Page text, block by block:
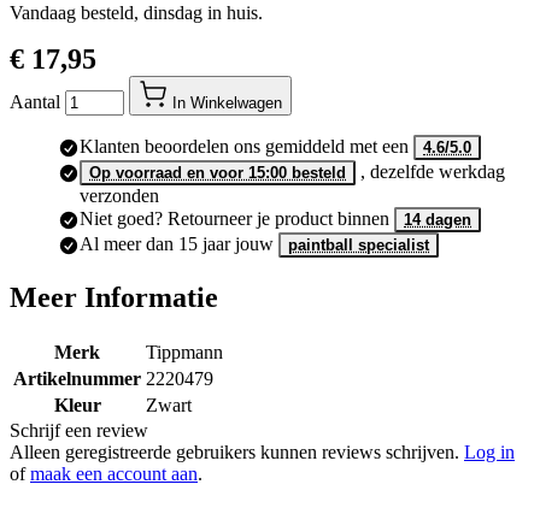
Vandaag besteld, dinsdag in huis.
€ 17,95
Aantal In Winkelwagen
Klanten beoordelen ons gemiddeld met een
4.6/5.0
Op voorraad en voor 15:00 besteld
, dezelfde werkdag
verzonden
Niet goed? Retourneer je product binnen
14 dagen
Al meer dan 15 jaar jouw paintball specialist
Meer Informatie
Merk
Tippmann
Artikelnummer 2220479
Kleur
Zwart
Schrijf een review
Alleen geregistreerde gebruikers kunnen reviews schrijven. Log in
ofmaak een account aan.